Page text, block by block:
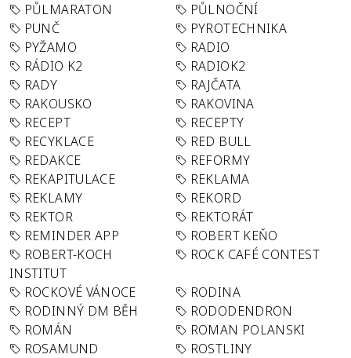
PŮLMARATON
PŮLNOČNÍ
PUNČ
PYROTECHNIKA
PYŽAMO
RADIO
RÁDIO K2
RADIOK2
RADY
RAJČATA
RAKOUSKO
RAKOVINA
RECEPT
RECEPTY
RECYKLACE
RED BULL
REDAKCE
REFORMY
REKAPITULACE
REKLAMA
REKLAMY
REKORD
REKTOR
REKTORÁT
REMINDER APP
ROBERT KEŇO
ROBERT-KOCH
INSTITUT
ROCK CAFÉ CONTEST
ROCKOVÉ VÁNOCE
RODINA
RODINNÝ DM BĚH
RODODENDRON
ROMÁN
ROMAN POLANSKI
ROSAMUND
ROSTLINY